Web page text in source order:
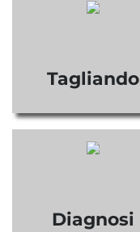
Tagliando
Diagnosi